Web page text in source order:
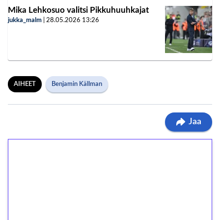
Mika Lehkosuo valitsi Pikkuhuuhkajat
jukka_malm 28.05.2026 13:26
AIHEET Benjamin Källman
Jaa